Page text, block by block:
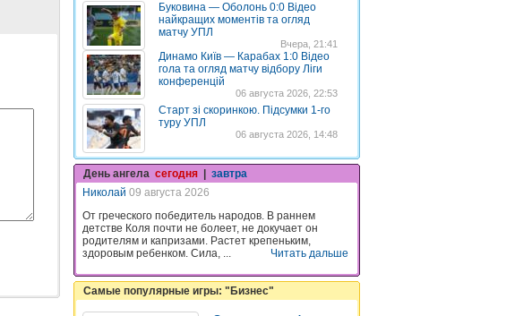
Буковина — Оболонь 0:0 Відео
найкращих моментів та огляд
матчу УПЛ
Вчера, 21:41
Динамо Київ — Карабах 1:0 Відео
гола та огляд матчу відбору Ліги
конференцій
06 августа 2026, 22:53
Старт зі скоринкою. Підсумки 1-го
туру УПЛ
06 августа 2026, 14:48
День ангела сегодня
завтра
Николай 09 августа 2026
От греческого победитель народов. В раннем
детстве Коля почти не болеет, не докучает он
родителям и капризами. Растет крепеньким,
здоровым ребенком. Сила, ...
Читать дальше
Самые популярные игры: "Бизнес"